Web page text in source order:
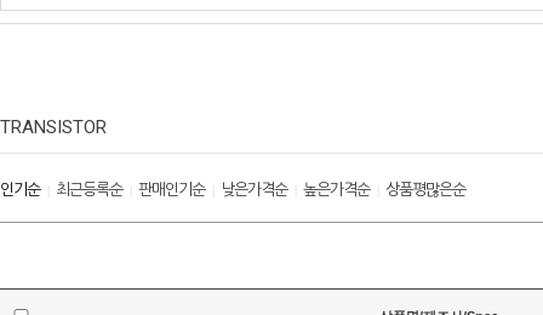
TRANSISTOR
인기순| 최근등록순| 판매인기순| 낮은가격순| 높은가격순| 상품평많은순